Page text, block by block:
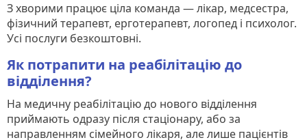
З хворими працює ціла команда — лікар, медсестра,
фізичний терапевт, ерготерапевт, логопед і психолог.
Усі послуги безкоштовні.
Як потрапити на реабілітацію до
відділення?
На медичну реабілітацію до нового відділення
приймають одразу після стаціонару, або за
направленням сімейного лікаря, але лише пацієнтів